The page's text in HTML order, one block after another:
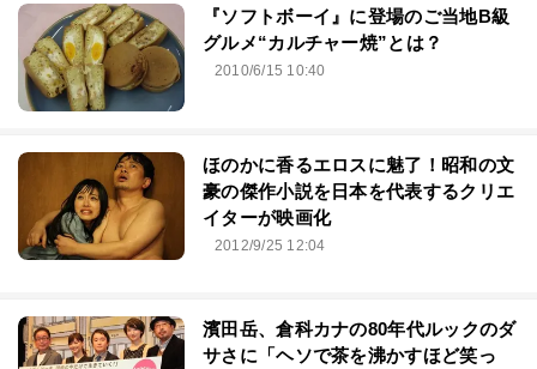
『ソフトボーイ』に登場のご当地B級
グルメ“カルチャー焼”とは？
2010/6/15 10:40
ほのかに香るエロスに魅了！昭和の文
豪の傑作小説を日本を代表するクリエ
イターが映画化
2012/9/25 12:04
濱田岳、倉科カナの80年代ルックのダ
サさに「ヘソで茶を沸かすほど笑っ